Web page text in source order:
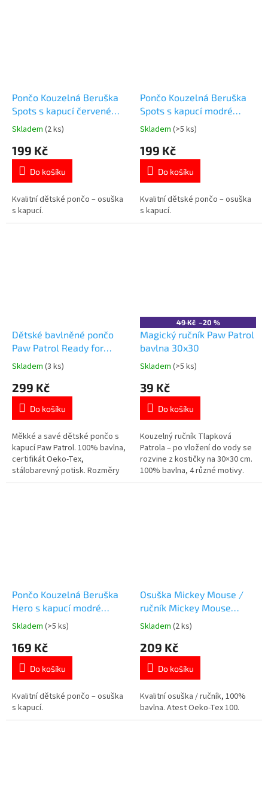
Pončo Kouzelná Beruška
Spots s kapucí červené
bavlna 55x110 cm
Průměrné
produktu
5,0
5
hvězdiček.
Skladem (2 ks)
199 Kč
Do košíku
Kvalitní dětské pončo – osuška
s kapucí.
Pončo Kouzelná Beruška
Spots s kapucí modré
bavlna 55x110 cm
Průměrné
produktu
5,0
5
hvězdiček.
Skladem (>5 ks)
199 Kč
Do košíku
Kvalitní dětské pončo – osuška
s kapucí.
Dětské bavlněné pončo
Paw Patrol Ready for
Action 60×120 cm
Průměrné
produktu
4,7
5
hvězdiček.
Skladem (3 ks)
299 Kč
Do košíku
Měkké a savé dětské pončo s
kapucí Paw Patrol. 100% bavlna,
certifikát Oeko-Tex,
stálobarevný potisk. Rozměry
60×120 cm. Oficiální licence. Více
49 Kč –20 %
Magický ručník Paw Patrol
bavlna 30x30
Průměrné
produktu
4,4
5
hvězdiček.
Skladem (>5 ks)
39 Kč
Do košíku
Kouzelný ručník Tlapková
Patrola – po vložení do vody se
rozvine z kostičky na 30×30 cm.
100% bavlna, 4 různé motivy.
Více produktů s motivem
Pončo Kouzelná Beruška
Hero s kapucí modré
55x110 cm
Průměrné
produktu
5,0
5
hvězdiček.
Skladem (>5 ks)
169 Kč
Do košíku
Kvalitní dětské pončo – osuška
s kapucí.
Osuška Mickey Mouse /
ručník Mickey Mouse
Summer 70x140 bavlna
Průměrné
produktu
4,5
5
hvězdiček.
Skladem (2 ks)
209 Kč
Do košíku
Kvalitní osuška / ručník, 100%
bavlna. Atest Oeko-Tex 100.